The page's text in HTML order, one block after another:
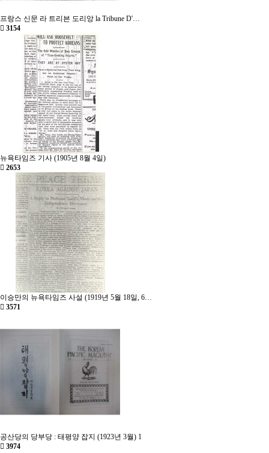
프랑스 신문 라 트리븐 도리앙 la Tribune D'…
3154
뉴욕타임즈 기사 (1905년 8월 4일)
2653
이승만의 뉴욕타임즈 사설 (1919년 5월 18일, 6…
3571
공산당의 당부당 : 태평양 잡지 (1923년 3월) 1
3974